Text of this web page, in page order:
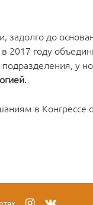
задолго до
2017 году
у
.
в Конгрессе